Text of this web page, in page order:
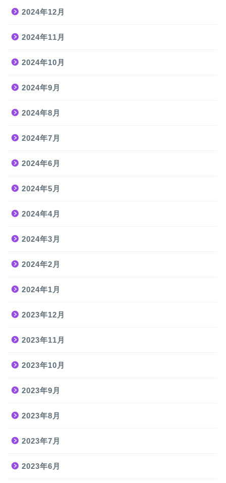
2024年12月
2024年11月
2024年10月
2024年9月
2024年8月
2024年7月
2024年6月
2024年5月
2024年4月
2024年3月
2024年2月
2024年1月
2023年12月
2023年11月
2023年10月
2023年9月
2023年8月
2023年7月
2023年6月